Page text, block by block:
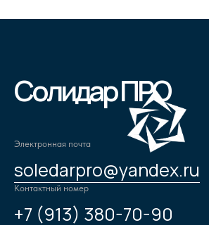
Солидар ПРО
Электронная почта
soledarpro@yandex.ru
Контактный номер
+7 (913) 380-70-90